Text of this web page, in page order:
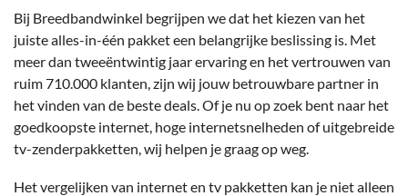
Bij Breedbandwinkel begrijpen we dat het kiezen van het
juiste alles-in-één pakket een belangrijke beslissing is. Met
meer dan tweeëntwintig jaar ervaring en het vertrouwen van
ruim 710.000 klanten, zijn wij jouw betrouwbare partner in
het vinden van de beste deals. Of je nu op zoek bent naar het
goedkoopste internet, hoge internetsnelheden of uitgebreide
tv-zenderpakketten, wij helpen je graag op weg.
Het vergelijken van internet en tv pakketten kan je niet alleen